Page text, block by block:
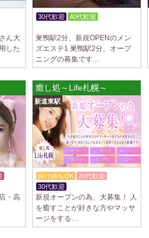
ん大
した
30代歓迎
40代歓迎
巣鴨駅2分、新規OPENのメン
ズエステ1 巣鴨駅2分、オープ
ニングの募集です…
・高
癒し処～Life札幌～
新道東駅
掛け持ちOK
20代歓迎
30代歓迎
新規オープンの為、大募集！ 人
を癒すことが好きな方やマッサ
ージをする…